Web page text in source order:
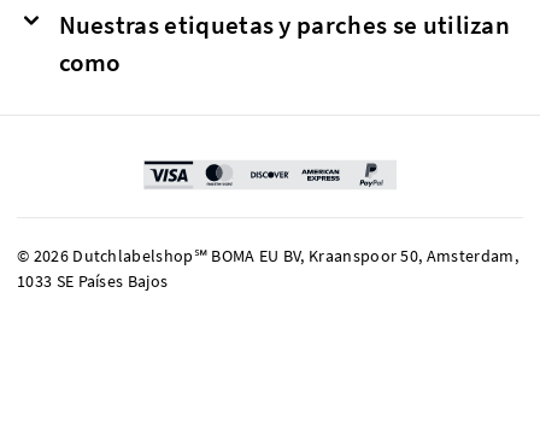
Nuestras etiquetas y parches se utilizan
como
© 2026 Dutchlabelshop℠ BOMA EU BV, Kraanspoor 50, Amsterdam,
1033 SE Países Bajos